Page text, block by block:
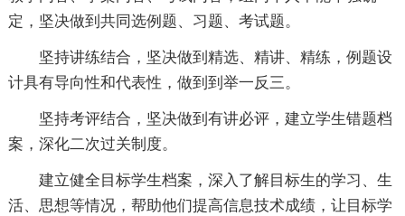
定，坚决做到共同选例题、习题、考试题。
坚持讲练结合，坚决做到精选、精讲、精练，例题设
计具有导向性和代表性，做到到举一反三。
坚持考评结合，坚决做到有讲必评，建立学生错题档
案，深化二次过关制度。
建立健全目标学生档案，深入了解目标生的学习、生
活、思想等情况，帮助他们提高信息技术成绩，让目标学